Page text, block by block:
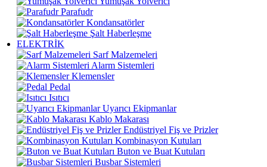
Parafudr
Kondansatörler
Şalt Haberleşme
ELEKTRİK
Sarf Malzemeleri
Alarm Sistemleri
Klemensler
Pedal
Isıtıcı
Uyarıcı Ekipmanlar
Kablo Makarası
Endüstriyel Fiş ve Prizler
Kombinasyon Kutuları
Buton ve Buat Kutuları
Busbar Sistemleri